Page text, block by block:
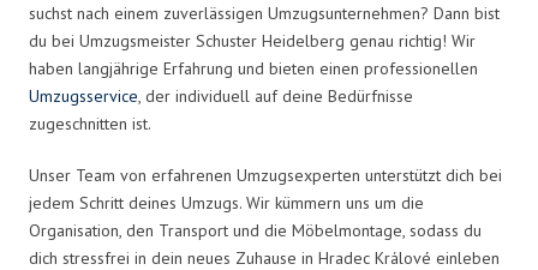
suchst nach einem zuverlässigen Umzugsunternehmen? Dann bist
du bei Umzugsmeister Schuster Heidelberg genau richtig! Wir
haben langjährige Erfahrung und bieten einen professionellen
Umzugsservice, der individuell auf deine Bedürfnisse
zugeschnitten ist.
Unser Team von erfahrenen Umzugsexperten unterstützt dich bei
jedem Schritt deines Umzugs. Wir kümmern uns um die
Organisation, den Transport und die Möbelmontage, sodass du
dich stressfrei in dein neues Zuhause in Hradec Králové einleben